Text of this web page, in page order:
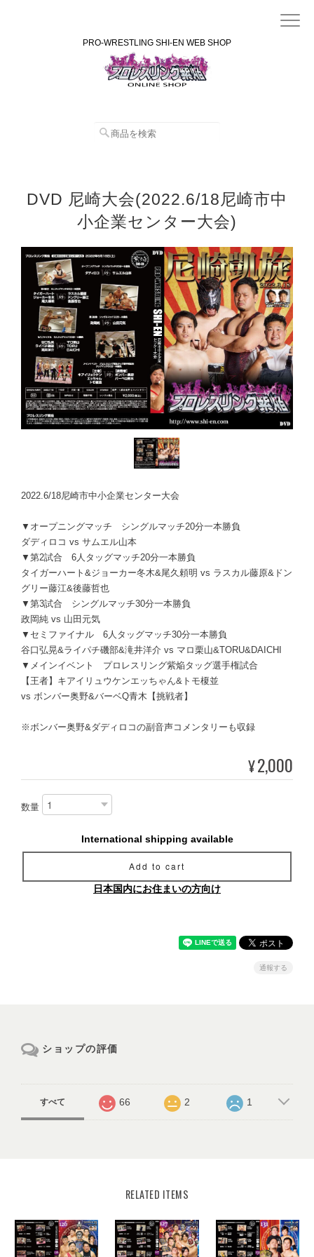
PRO-WRESTLING SHI-EN WEB SHOP
DVD 尼崎大会(2022.6/18尼崎市中
小企業センター大会)
2022.6/18尼崎市中小企業センター大会
▼オープニングマッチ シングルマッチ20分一本勝負
ダディロコ vs サムエル山本
▼第2試合 6人タッグマッチ20分一本勝負
タイガーハート&ジョーカー冬木&尾久頼明 vs ラスカル藤原&ドン
グリー藤江&後藤哲也
▼第3試合 シングルマッチ30分一本勝負
政岡純 vs 山田元気
▼セミファイナル 6人タッグマッチ30分一本勝負
谷口弘晃&ライパチ磯部&滝井洋介 vs マロ栗山&TORU&DAICHI
▼メインイベント プロレスリング紫焔タッグ選手権試合
【王者】キアイリュウケンエッちゃん&トモ榎並
vs ボンバー奥野&バーベQ青木【挑戦者】
※ボンバー奥野&ダディロコの副音声コメンタリーも収録
¥2,000
数量
International shipping available
Add to cart
日本国内にお住まいの方向け
通報する
ショップの評価
すべて 66 2 1
RELATED ITEMS